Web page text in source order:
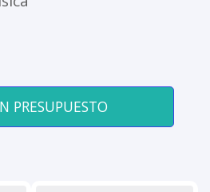
PRESUPUESTO